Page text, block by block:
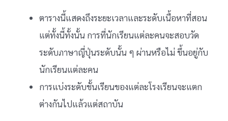
ตารางนี้แสดงถึงระยะเวลาและระดับเนื้อหาที่สอน
แต่ทั้งนี้ทั้งนั้น การที่นักเรียนแต่ละคนจะสอบวัด
ระดับภาษาญี่ปุ่นระดับนั้น ๆ ผ่านหรือไม่ ขึ้นอยู่กับ
นักเรียนแต่ละคน
การแบ่งระดับชั้นเรียนของแต่ละโรงเรียนจะแตก
ต่างกันไปแล้วแต่สถาบัน